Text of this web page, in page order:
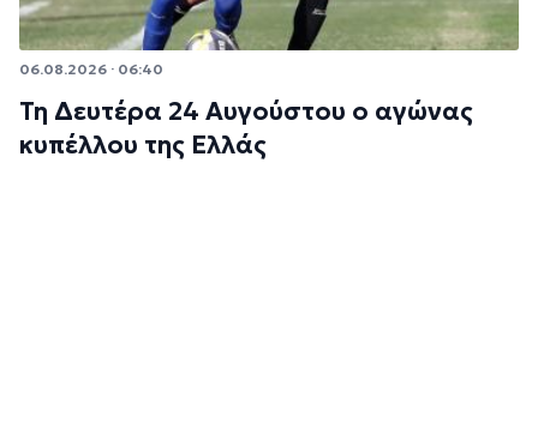
06.08.2026 · 06:40
Τη Δευτέρα 24 Αυγούστου ο αγώνας
κυπέλλου της Ελλάς